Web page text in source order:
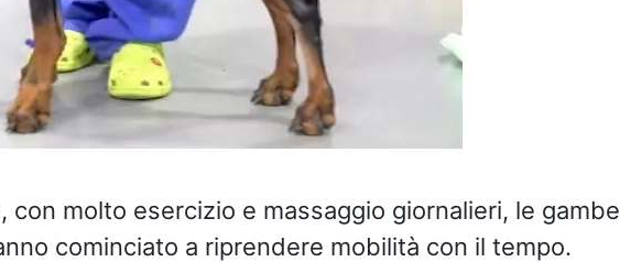
con molto esercizio e massaggio giornalieri, le gambe
cominciato a riprendere mobilità con il tempo.